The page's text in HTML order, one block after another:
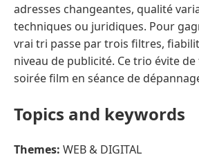
adresses changeantes, qualité
techniques ou juridiques. Pour
vrai tri passe par trois filtres,
niveau de publicité. Ce trio évite
soirée film en séance de
Topics and keywords
Themes: WEB & DIGITAL